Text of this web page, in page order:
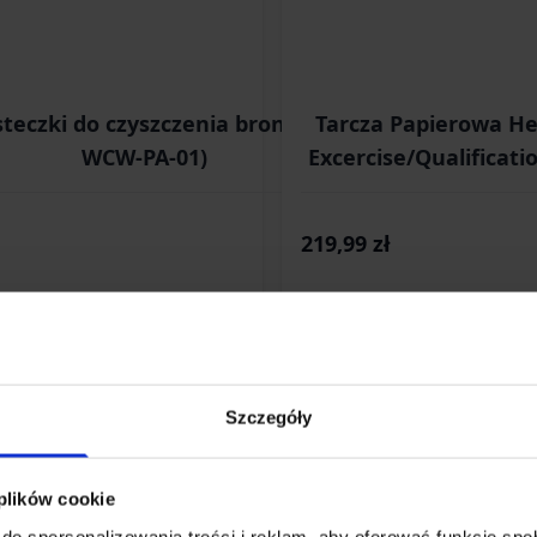
Szczegóły
cookie
do czyszczenia broni (CC-
WCW-PA-01)
do koszyka
Tarcza Papierowa
Excercise/
219,99 zł
Dodaj do koszyka